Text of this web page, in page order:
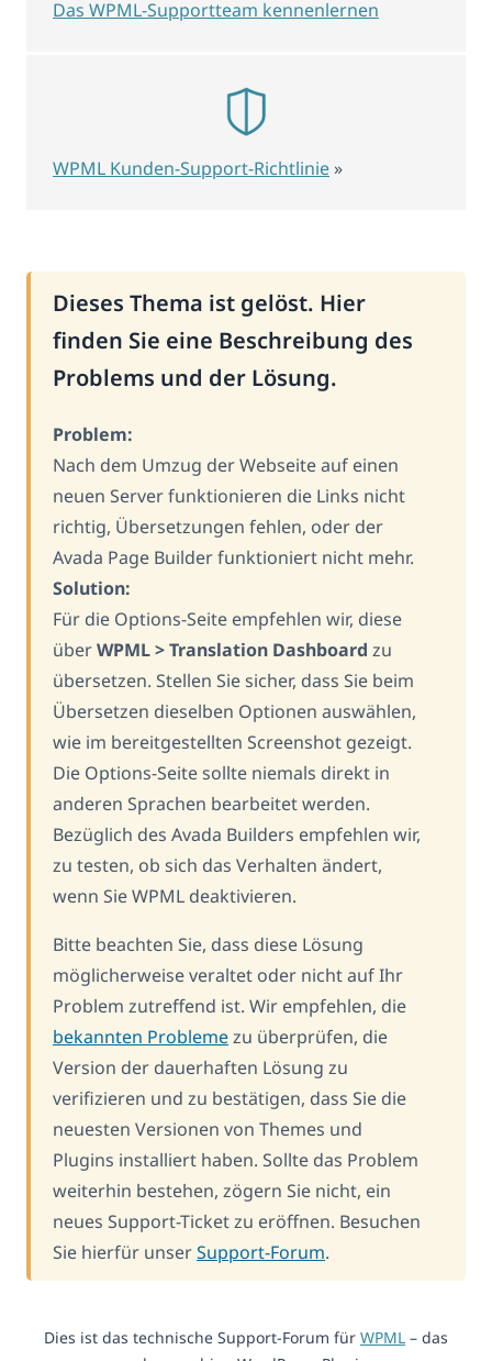
Dieses Thema ist gelöst. Hier
finden Sie eine Beschreibung des
Problems und der Lösung.
Problem:
Nach dem Umzug der Webseite auf einen
neuen Server funktionieren die Links nicht
richtig, Übersetzungen fehlen, oder der
Avada Page Builder funktioniert nicht mehr.
Solution:
Für die Options-Seite empfehlen wir, diese
überWPML > Translation Dashboard zu
übersetzen. Stellen Sie sicher, dass Sie beim
Übersetzen dieselben Optionen auswählen,
wie im bereitgestellten Screenshot gezeigt.
Die Options-Seite sollte niemals direkt in
anderen Sprachen bearbeitet werden.
Bezüglich des Avada Builders empfehlen wir,
zu testen, ob sich das Verhalten ändert,
wenn Sie WPML deaktivieren.
Bitte beachten Sie, dass diese Lösung
möglicherweise veraltet oder nicht auf Ihr
Problem zutreffend ist. Wir empfehlen, die
bekannten Problemezu überprüfen, die
Version der dauerhaften Lösung zu
verifizieren und zu bestätigen, dass Sie die
neuesten Versionen von Themes und
Plugins installiert haben. Sollte das Problem
weiterhin bestehen, zögern Sie nicht, ein
neues Support-Ticket zu eröffnen. Besuchen
Sie hierfür unserSupport-Forum.
Dies ist das technische Support-Forum für WPML – das
Das WPML-Supportteam kennenlernen
WPML Kunden-Support-Richtlinie »